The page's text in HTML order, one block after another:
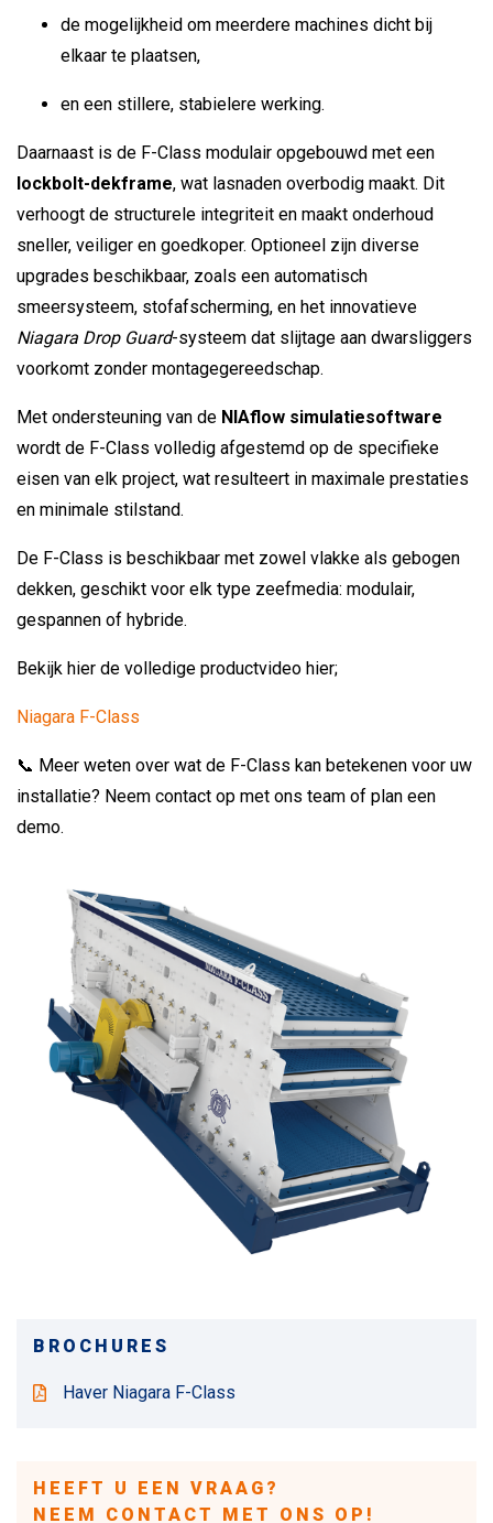
de mogelijkheid om meerdere machines dicht bij
elkaar te plaatsen,
en een stillere, stabielere werking.
Daarnaast is de F-Class modulair opgebouwd met een
lockbolt-dekframe, wat lasnaden overbodig maakt. Dit
verhoogt de structurele integriteit en maakt onderhoud
sneller, veiliger en goedkoper. Optioneel zijn diverse
upgrades beschikbaar, zoals een automatisch
smeersysteem, stofafscherming, en het innovatieve
Niagara Drop Guard-systeem dat slijtage aan dwarsliggers
voorkomt zonder montagegereedschap.
Met ondersteuning van de NIAflow simulatiesoftware
wordt de F-Class volledig afgestemd op de specifieke
eisen van elk project, wat resulteert in maximale prestaties
en minimale stilstand.
De F-Class is beschikbaar met zowel vlakke als gebogen
dekken, geschikt voor elk type zeefmedia: modulair,
gespannen of hybride.
Bekijk hier de volledige productvideo hier;
Niagara F-Class
📞 Meer weten over wat de F-Class kan betekenen voor uw
installatie? Neem contact op met ons team of plan een
demo.
BROCHURES
Haver Niagara F-Class
HEEFT U EEN VRAAG?
NEEM CONTACT MET ONS OP!